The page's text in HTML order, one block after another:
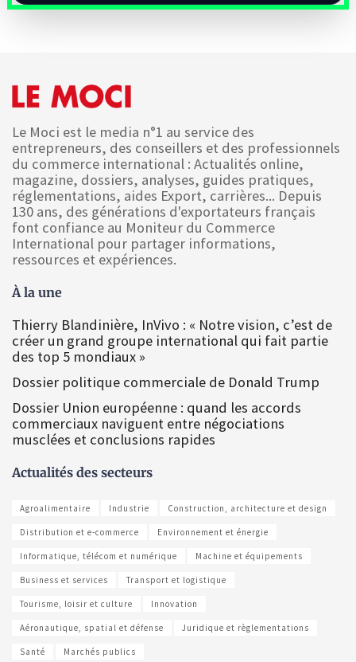
Le Moci est le media n°1 au service des
entrepreneurs, des conseillers et des professionnels
du commerce international : Actualités online,
magazine, dossiers, analyses, guides pratiques,
réglementations, aides Export, carrières... Depuis
130 ans, des générations d'exportateurs français
font confiance au Moniteur du Commerce
International pour partager informations,
ressources et expériences.
À la une
Thierry Blandinière, InVivo : « Notre vision, c’est de
créer un grand groupe international qui fait partie
des top 5 mondiaux »
Dossier politique commerciale de Donald Trump
Dossier Union européenne : quand les accords
commerciaux naviguent entre négociations
musclées et conclusions rapides
Actualités des secteurs
Agroalimentaire Industrie Construction, architecture et design
Distribution et e-commerce Environnement et énergie
Informatique, télécom et numérique Machine et équipements
Business et services Transport et logistique
Tourisme, loisir et culture Innovation
Aéronautique, spatial et défense Juridique et règlementations
Santé Marchés publics